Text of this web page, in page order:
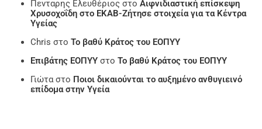
Πενταρης Ελευθέριος στοΑιφνιδιαστική επίσκεψη
Χρυσοχοΐδη στο ΕΚΑΒ-Ζήτησε στοιχεία για τα Κέντρα
Υγείας
Chris στοΤο βαθύ Κράτος του ΕΟΠΥΥ
Επιβάτης ΕΟΠΥΥ στοΤο βαθύ Κράτος του ΕΟΠΥΥ
Γιώταστο Ποιοι δικαιούνται το αυξημένο ανθυγιεινό
επίδομα στην Υγεία